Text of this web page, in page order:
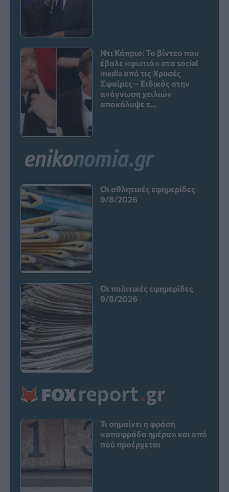
Ντι Κάπριο: Το βίντεο που
έβαλε «φωτιά» στα social
media από τις Χρυσές
Σφαίρες – Ειδικός στην
ανάγνωση χειλιών
αποκάλυψε τ...
Οι αθλητικές εφημερίδες
9/8/2026
Οι πολιτικές εφημερίδες
9/8/2026
Τι σημαίνει η φράση
«αποφράδα ημέρα» και από
πού προέρχεται